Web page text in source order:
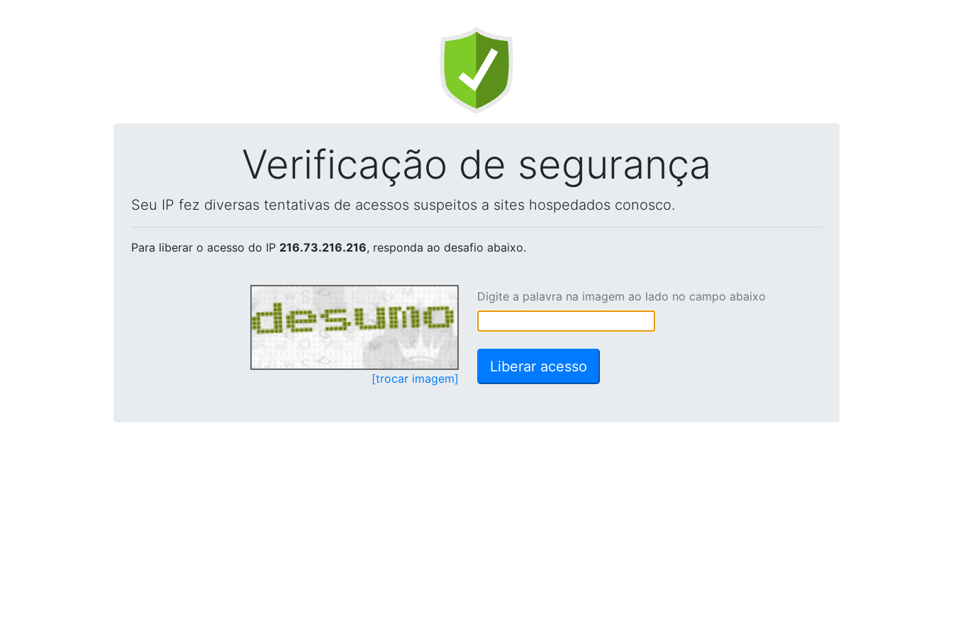
Verificação de segurança
Seu IP fez diversas tentativas de acessos suspeitos a sites hospedados conosco.
Para liberar o acesso do IP 216.73.216.216, responda ao desafio abaixo.
[trocar imagem]
Digite a palavra na imagem ao lado no campo abaixo